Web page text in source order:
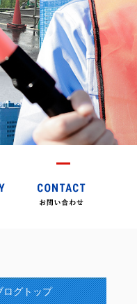
ログトップ